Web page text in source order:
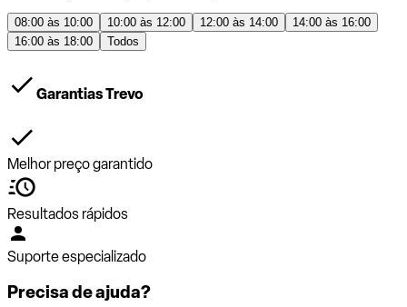
08:00 às 10:00 10:00 às 12:00 12:00 às 14:00
14:00 às 16:00
16:00 às 18:00
Todos
Garantias Trevo
Melhor preço garantido
Resultados rápidos
Suporte especializado
Precisa de ajuda?